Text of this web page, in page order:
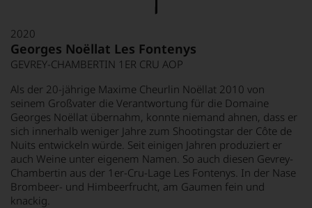
2020
Georges Noëllat Les Fontenys
GEVREY-CHAMBERTIN 1ER CRU AOP
Als der 20-jährige Maxime Cheurlin Noëllat 2010 von
seinem Großvater die Verantwortung für die Domaine
Georges Noëllat übernahm, konnte niemand ahnen, dass er
sich innerhalb weniger Jahre zum Shootingstar der Côte de
Nuits entwickeln würde. Seit einigen Jahren produziert er
auch Weine unter eigenem Namen. So auch diesen Gevrey-
Chambertin aus der 1er-Cru-Lage Les Fontenys. In der Nase
Brombeer- und Himbeerfrucht, am Gaumen fein und
knackig.